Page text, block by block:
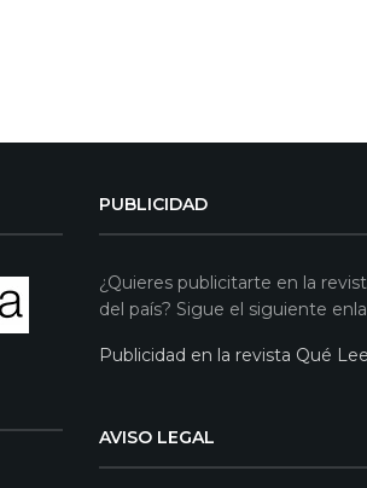
PUBLICIDAD
¿Quieres publicitarte en la
del país? Sigue el siguiente
Publicidad en la revista Qué
AVISO LEGAL